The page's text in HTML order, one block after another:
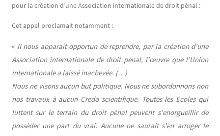
pour la création d’une Association internationale de droit pénal :
Cet appel proclamait notamment :
« Il nous apparaît opportun de reprendre, par la création d’une
Association internationale de droit pénal, l’œuvre que l’Union
internationale a laissé inachevée. (…)
Nous ne visons aucun but politique. Nous ne subordonnons non
nos travaux à aucun Credo scientifique. Toutes les Écoles qui
luttent sur le terrain du droit pénal peuvent s’enorgueillir de
posséder une part du vrai. Aucune ne saurait s’en arroger le